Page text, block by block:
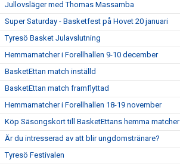
Jullovsläger med Thomas Massamba
Super Saturday - Basketfest på Hovet 20 januari
Tyresö Basket Julavslutning
Hemmamatcher i Forellhallen 9-10 december
BasketEttan match inställd
BasketEttan match framflyttad
Hemmamatcher i Forellhallen 18-19 november
Köp Säsongskort till BasketEttans hemma matcher
Är du intresserad av att blir ungdomstränare?
Tyresö Festivalen